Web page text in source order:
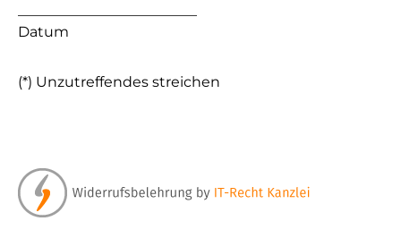
Datum
(*) Unzutreffendes streichen